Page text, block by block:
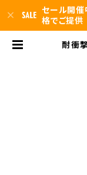
セール開催
格でご提供
耐衝